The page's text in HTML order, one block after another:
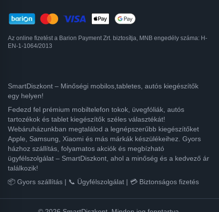
Az online fizetést a Barion Payment Zrt. biztosítja, MNB engedély száma: H-
EN-1-1064/2013
SmartDiszkont – Minőségi mobilos,tabletes, autós kiegészítők
egy helyen!
Fedezd fel prémium mobiltelefon tokok, üvegfóliák, autós
tartozékok és tablet kiegészítők széles választékát!
Webáruházunkban megtalálod a legnépszerűbb kiegészítőket
Apple, Samsung, Xiaomi és más márkák készülékeihez. Gyors
házhoz szállítás, folyamatos akciók és megbízható
ügyfélszolgálat – SmartDiszkont, ahol a minőség és a kedvező ár
találkozik!
📦 Gyors szállítás | 📞 Ügyfélszolgálat | 💳 Biztonságos fizetés